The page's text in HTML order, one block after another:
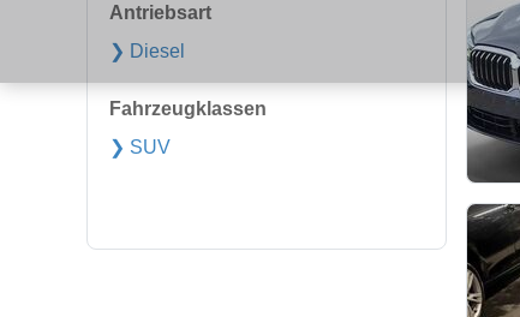
Antriebsart
❯ Diesel
Fahrzeugklassen
❯ SUV